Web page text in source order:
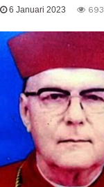
6 Januari 2023 693